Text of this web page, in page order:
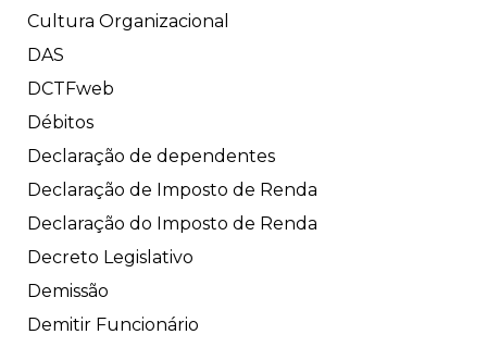
Cultura Organizacional
DAS
DCTFweb
Débitos
Declaração de dependentes
Declaração de Imposto de Renda
Declaração do Imposto de Renda
Decreto Legislativo
Demissão
Demitir Funcionário